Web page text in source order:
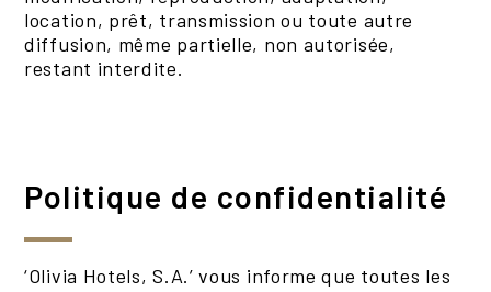
location, prêt, transmission ou toute autre
diffusion, même partielle, non autorisée,
restant interdite.
Politique de confidentialité
‘Olivia Hotels, S.A.’ vous informe que toutes les